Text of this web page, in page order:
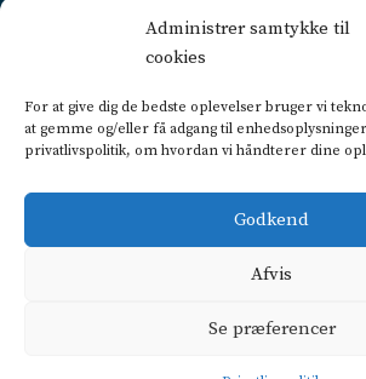
Administrer samtykke til
cookies
For at give dig de bedste oplevelser bruger vi
at gemme og/eller få adgang til
privatlivspolitik, om hvordan vi håndterer dine
Godkend
Afvis
Se præferencer
REKRUTTERING
LAKESIDE A/S
Marselisborg Havnevej 22, 2.th.
8000 Aarhus C
info@lakeside.dk